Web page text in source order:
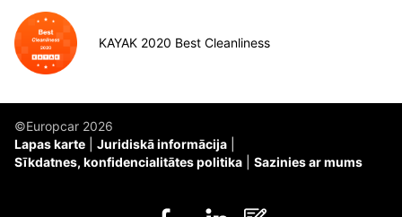
KAYAK 2020 Best Cleanliness
©Europcar 2026
Lapas karte
Juridiskā informācija
Sīkdatnes, konfidencialitātes politika
Sazinies ar mums